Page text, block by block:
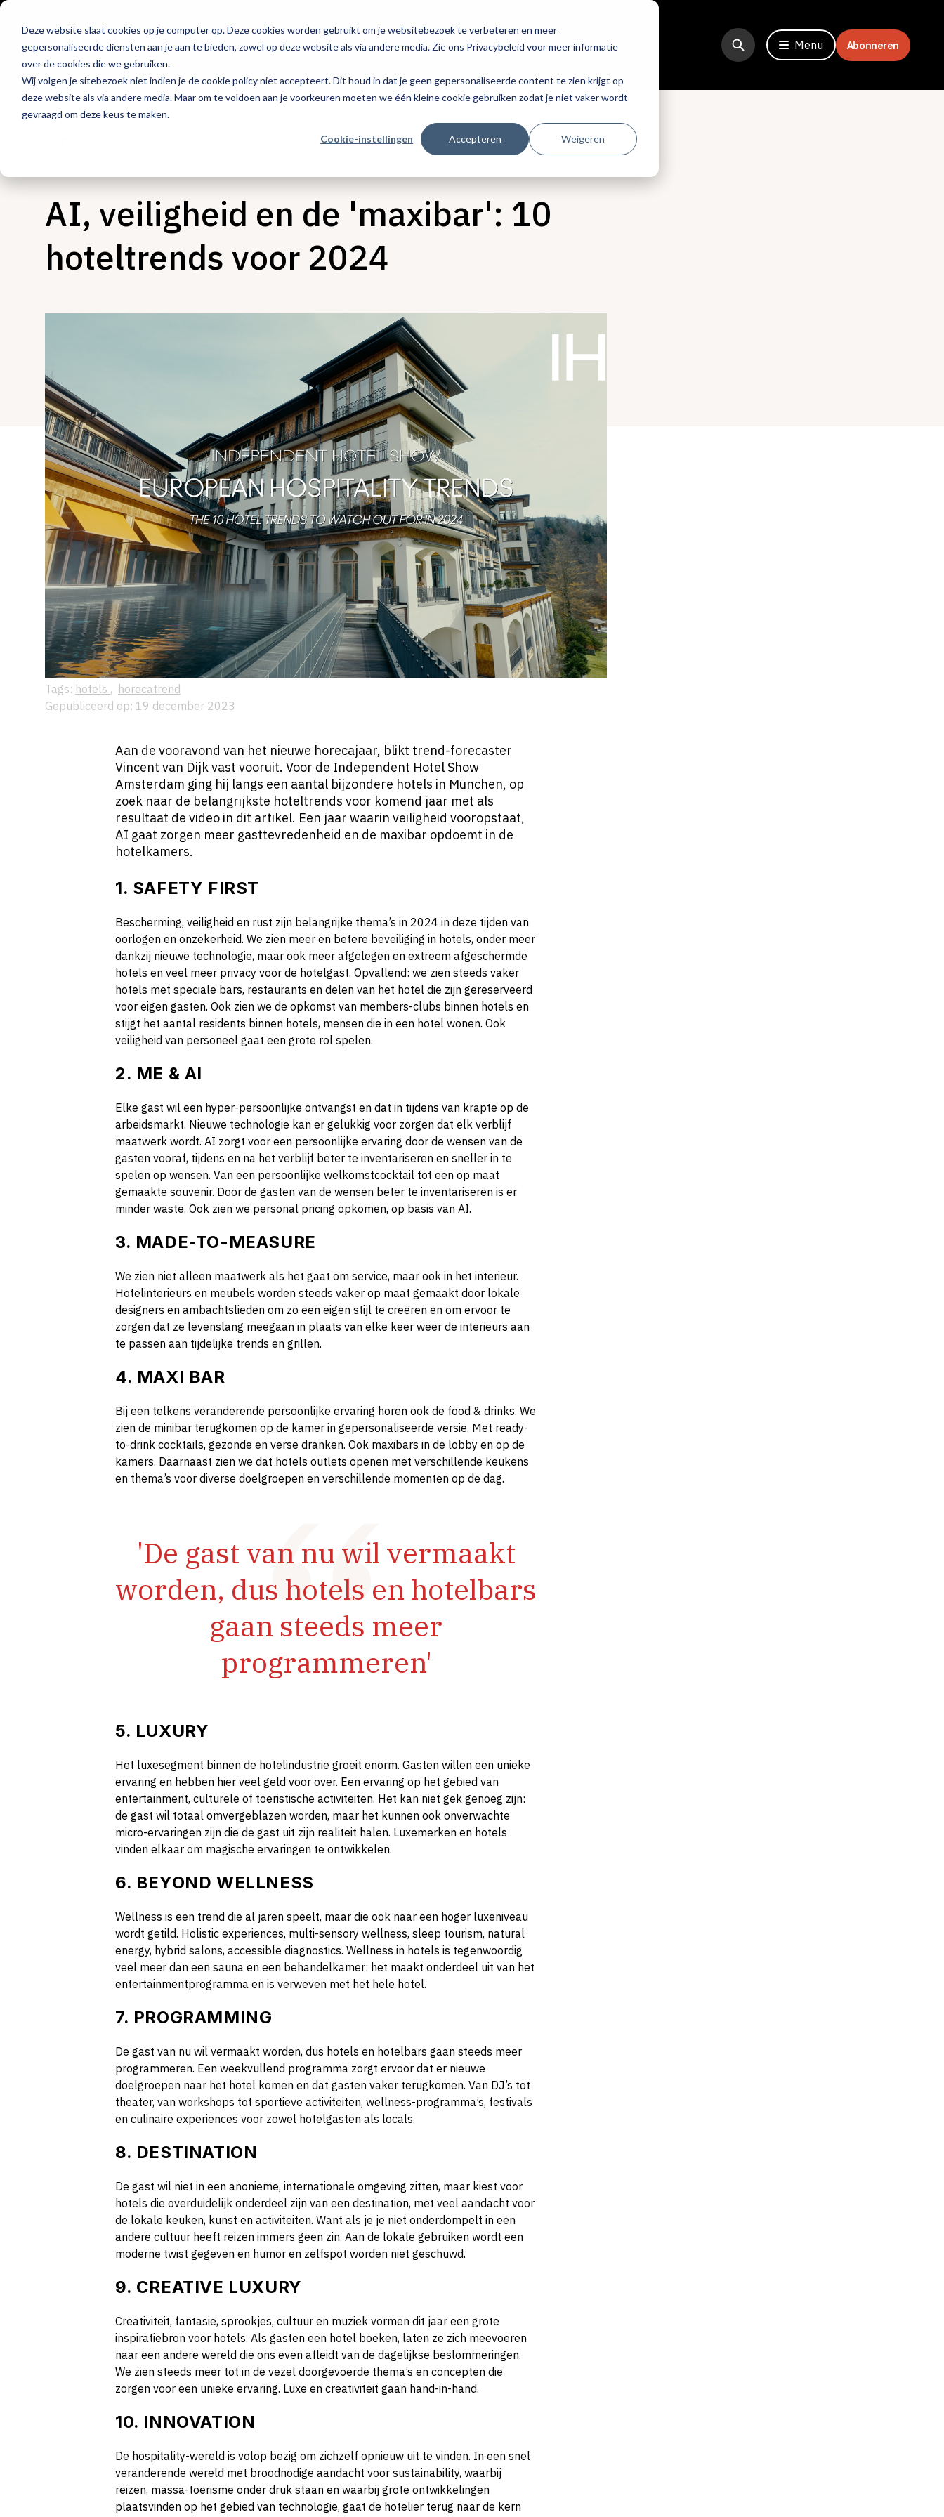
Deze website slaat cookies op je computer op. Deze cookies worden gebruikt om je websitebezoek te verbeteren en meer
gepersonaliseerde diensten aan je aan te bieden, zowel op deze website als via andere media. Zie ons Privacybeleid voor meer informatie
over de cookies die we gebruiken.
Wij volgen je sitebezoek niet indien je de cookie policy niet accepteert. Dit houd in dat je geen gepersonaliseerde content te zien krijgt op
deze website als via andere media. Maar om te voldoen aan je voorkeuren moeten we één kleine cookie gebruiken zodat je niet vaker wordt
gevraagd om deze keus te maken.
Cookie-instellingen Accepteren Weigeren
Hét platform voor
de horeca
Menu Abonneren
AI, veiligheid en de 'maxibar': 10
hoteltrends voor 2024
Tags: hotels , horecatrend
Gepubliceerd op: 19 december 2023
Aan de vooravond van het nieuwe horecajaar, blikt trend-forecaster
Vincent van Dijk vast vooruit. Voor de Independent Hotel Show
Amsterdam ging hij langs een aantal bijzondere hotels in München, op
zoek naar de belangrijkste hoteltrends voor komend jaar met als
resultaat de video in dit artikel. Een jaar waarin veiligheid vooropstaat,
AI gaat zorgen meer gasttevredenheid en de maxibar opdoemt in de
hotelkamers.
1. SAFETY FIRST
Bescherming, veiligheid en rust zijn belangrijke thema’s in 2024 in deze tijden van
oorlogen en onzekerheid. We zien meer en betere beveiliging in hotels, onder meer
dankzij nieuwe technologie, maar ook meer afgelegen en extreem afgeschermde
hotels en veel meer privacy voor de hotelgast. Opvallend: we zien steeds vaker
hotels met speciale bars, restaurants en delen van het hotel die zijn gereserveerd
voor eigen gasten. Ook zien we de opkomst van members-clubs binnen hotels en
stijgt het aantal residents binnen hotels, mensen die in een hotel wonen. Ook
veiligheid van personeel gaat een grote rol spelen.
2. ME & AI
Elke gast wil een hyper-persoonlijke ontvangst en dat in tijdens van krapte op de
arbeidsmarkt. Nieuwe technologie kan er gelukkig voor zorgen dat elk verblijf
maatwerk wordt. AI zorgt voor een persoonlijke ervaring door de wensen van de
gasten vooraf, tijdens en na het verblijf beter te inventariseren en sneller in te
spelen op wensen. Van een persoonlijke welkomstcocktail tot een op maat
gemaakte souvenir. Door de gasten van de wensen beter te inventariseren is er
minder waste. Ook zien we personal pricing opkomen, op basis van AI.
3. MADE-TO-MEASURE
We zien niet alleen maatwerk als het gaat om service, maar ook in het interieur.
Hotelinterieurs en meubels worden steeds vaker op maat gemaakt door lokale
designers en ambachtslieden om zo een eigen stijl te creëren en om ervoor te
zorgen dat ze levenslang meegaan in plaats van elke keer weer de interieurs aan
te passen aan tijdelijke trends en grillen.
4. MAXI BAR
Bij een telkens veranderende persoonlijke ervaring horen ook de food & drinks. We
zien de minibar terugkomen op de kamer in gepersonaliseerde versie. Met ready-
to-drink cocktails, gezonde en verse dranken. Ook maxibars in de lobby en op de
kamers. Daarnaast zien we dat hotels outlets openen met verschillende keukens
en thema’s voor diverse doelgroepen en verschillende momenten op de dag.
'De gast van nu wil vermaakt
worden, dus hotels en hotelbars
gaan steeds meer
programmeren'
5. LUXURY
Het luxesegment binnen de hotelindustrie groeit enorm. Gasten willen een unieke
ervaring en hebben hier veel geld voor over. Een ervaring op het gebied van
entertainment, culturele of toeristische activiteiten. Het kan niet gek genoeg zijn:
de gast wil totaal omvergeblazen worden, maar het kunnen ook onverwachte
micro-ervaringen zijn die de gast uit zijn realiteit halen. Luxemerken en hotels
vinden elkaar om magische ervaringen te ontwikkelen.
6. BEYOND WELLNESS
Wellness is een trend die al jaren speelt, maar die ook naar een hoger luxeniveau
wordt getild. Holistic experiences, multi-sensory wellness, sleep tourism, natural
energy, hybrid salons, accessible diagnostics. Wellness in hotels is tegenwoordig
veel meer dan een sauna en een behandelkamer: het maakt onderdeel uit van het
entertainmentprogramma en is verweven met het hele hotel.
7. PROGRAMMING
De gast van nu wil vermaakt worden, dus hotels en hotelbars gaan steeds meer
programmeren. Een weekvullend programma zorgt ervoor dat er nieuwe
doelgroepen naar het hotel komen en dat gasten vaker terugkomen. Van DJ’s tot
theater, van workshops tot sportieve activiteiten, wellness-programma’s, festivals
en culinaire experiences voor zowel hotelgasten als locals.
8. DESTINATION
De gast wil niet in een anonieme, internationale omgeving zitten, maar kiest voor
hotels die overduidelijk onderdeel zijn van een destination, met veel aandacht voor
de lokale keuken, kunst en activiteiten. Want als je je niet onderdompelt in een
andere cultuur heeft reizen immers geen zin. Aan de lokale gebruiken wordt een
moderne twist gegeven en humor en zelfspot worden niet geschuwd.
9. CREATIVE LUXURY
Creativiteit, fantasie, sprookjes, cultuur en muziek vormen dit jaar een grote
inspiratiebron voor hotels. Als gasten een hotel boeken, laten ze zich meevoeren
naar een andere wereld die ons even afleidt van de dagelijkse beslommeringen.
We zien steeds meer tot in de vezel doorgevoerde thema’s en concepten die
zorgen voor een unieke ervaring. Luxe en creativiteit gaan hand-in-hand.
10. INNOVATION
De hospitality-wereld is volop bezig om zichzelf opnieuw uit te vinden. In een snel
veranderende wereld met broodnodige aandacht voor sustainability, waarbij
reizen, massa-toerisme onder druk staan en waarbij grote ontwikkelingen
plaatsvinden op het gebied van technologie, gaat de hotelier terug naar de kern